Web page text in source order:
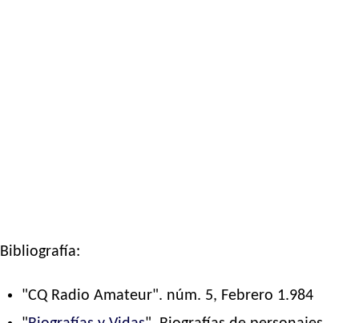
Bibliografía:
"CQ Radio Amateur". núm. 5, Febrero 1.984